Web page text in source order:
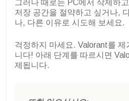
그러나 때로는 PC에서 삭제하
저장 공간을 절약하고 싶거나,
나, 다른 이유로 시도해 보세요.
걱정하지 마세요. Valorant를 제
니다! 아래 단계를 따르시면
제됩니다.